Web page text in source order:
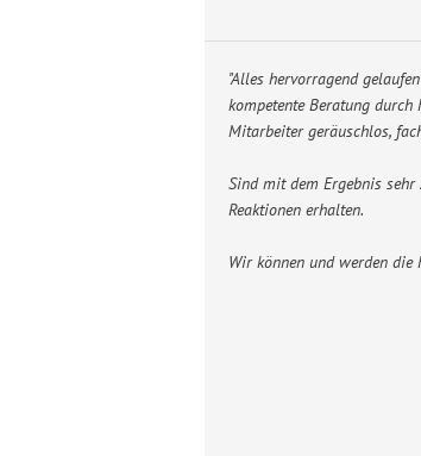
"Alles hervorragend
kompetente Beratung
Mitarbeiter geräuschlos,
Sind mit dem Ergebnis sehr
Reaktionen erhalten.
Wir können und werden die